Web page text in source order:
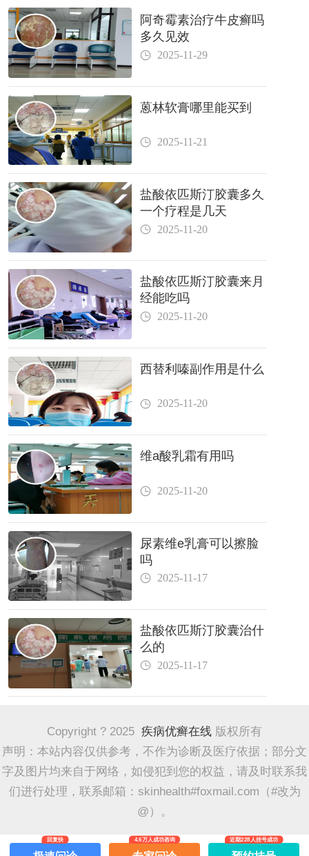
阿奇霉素治疗牛皮癣吗
多久见效
2025-11-29
蒽林软膏哪里能买到
2025-11-21
盐酸依匹斯汀胶囊多久
一个疗程是几天
2025-11-20
盐酸依匹斯汀胶囊来月
经能吃吗
2025-11-20
西替利嗪副作用是什么
2025-11-20
维a酸乳霜有用吗
2025-11-20
尿素维e乳膏可以擦脸
吗
2025-11-17
盐酸依匹斯汀胶囊治什
么的
2025-11-17
Copyright ? 2025 疾病优癣在线 版权所有
声明：本站内容仅供参考，不作为诊断及医疗依据；部分文
字及图片均来自于网络，如侵犯到您的权益，请及时联系我
们进行处理，联系邮箱：skinhealth#foxmail.com（#改为
@）。
回复快 4.6万人成功咨询 近期228人挂号成功